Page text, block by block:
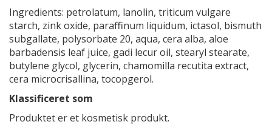
Ingredients: petrolatum, lanolin, triticum vulgare
starch, zink oxide, paraffinum liquidum, ictasol, bismuth
subgallate, polysorbate 20, aqua, cera alba, aloe
barbadensis leaf juice, gadi lecur oil, stearyl stearate,
butylene glycol, glycerin, chamomilla recutita extract,
cera microcrisallina, tocopgerol.
Klassificeret som
Produktet er et kosmetisk produkt.